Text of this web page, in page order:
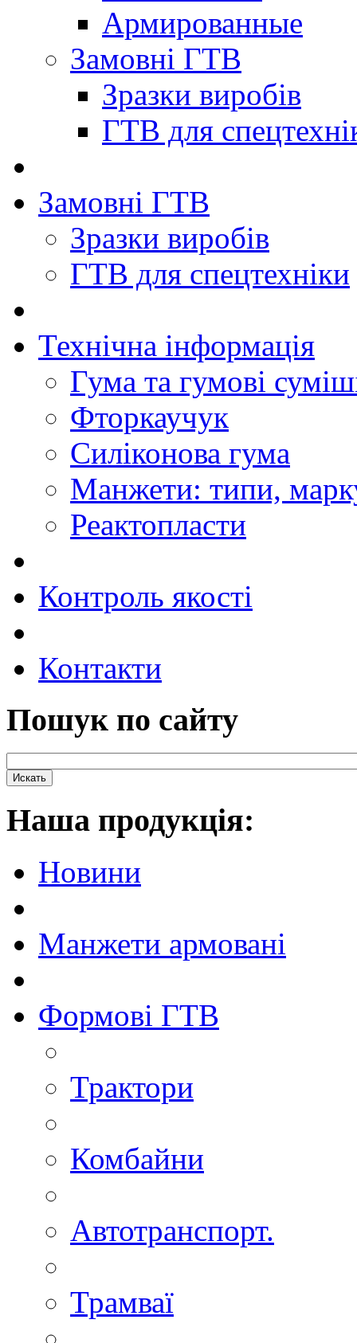
Армированные
Замовні ГТВ
Зразки виробів
ГТВ для
Замовні ГТВ
Зразки виробів
ГТВ для спецтехніки
Технічна інформація
Гума та гумові
Фторкаучук
Силіконова гума
Манжети: типи,
Реактопласти
Контроль якості
Контакти
Пошук по сайту
Наша продукцiя:
Новини
Манжети армовані
Формові ГТВ
Трактори
Комбайни
Автотранспорт.
Трамваї